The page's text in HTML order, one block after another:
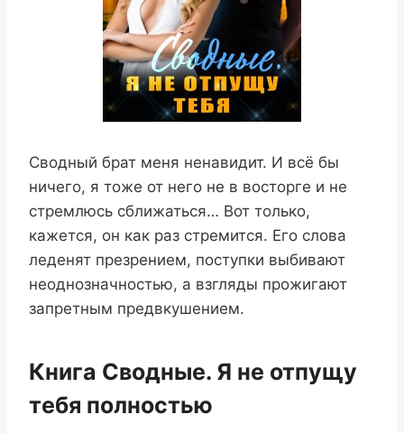
Сводный брат меня ненавидит. И всё бы
ничего, я тоже от него не в восторге и не
стремлюсь сближаться… Вот только,
кажется, он как раз стремится. Его слова
леденят презрением, поступки выбивают
неоднозначностью, а взгляды прожигают
запретным предвкушением.
Книга Сводные. Я не отпущу
тебя полностью